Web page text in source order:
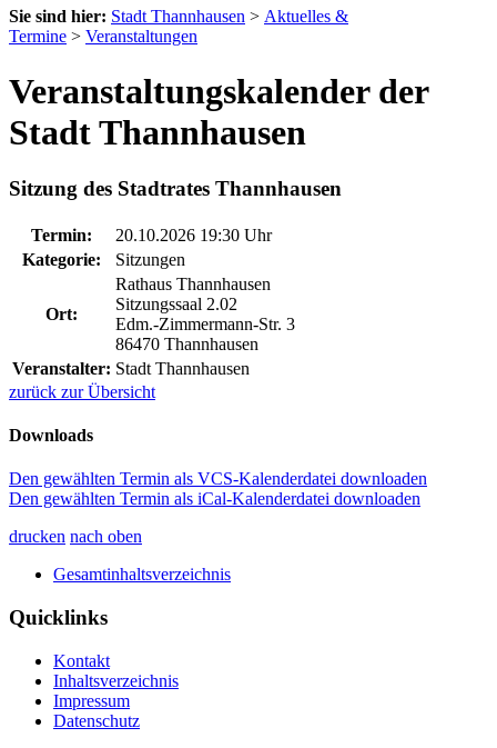
Sie sind hier: Stadt Thannhausen > Aktuelles &
Termine > Veranstaltungen
Veranstaltungskalender der
Stadt Thannhausen
Sitzung des Stadtrates Thannhausen
Termin:
20.10.2026 19:30 Uhr
Kategorie:
Sitzungen
Ort:
Rathaus Thannhausen
Sitzungssaal 2.02
Edm.-Zimmermann-Str. 3
86470 Thannhausen
Veranstalter: Stadt Thannhausen
zurück zur Übersicht
Downloads
Den gewählten Termin als VCS-Kalenderdatei downloaden
Den gewählten Termin als iCal-Kalenderdatei downloaden
drucken nach oben
Gesamtinhaltsverzeichnis
Quicklinks
Kontakt
Inhaltsverzeichnis
Impressum
Datenschutz